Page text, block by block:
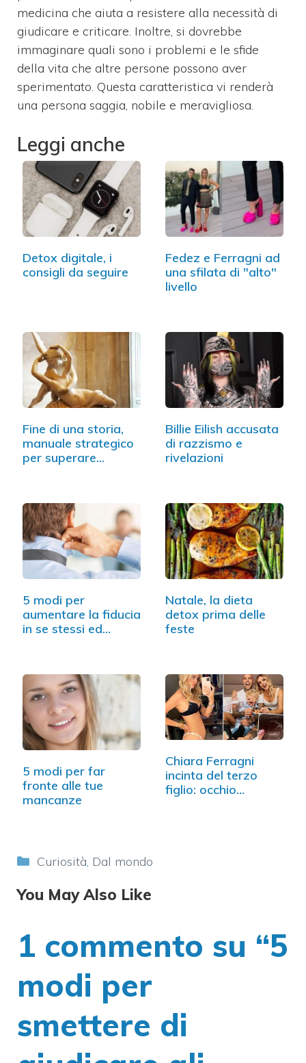
medicina che aiuta a resistere alla necessità di
giudicare e criticare. Inoltre, si dovrebbe
immaginare quali sono i problemi e le sfide
della vita che altre persone possono aver
sperimentato. Questa caratteristica vi renderà
una persona saggia, nobile e meravigliosa.
Leggi anche
Detox digitale, i
consigli da seguire
Fedez e Ferragni ad
una sfilata di "alto"
livello
Fine di una storia,
manuale strategico
per superare…
Billie Eilish accusata
di razzismo e
rivelazioni
5 modi per
aumentare la fiducia
in se stessi ed…
Natale, la dieta
detox prima delle
feste
5 modi per far
fronte alle tue
mancanze
Chiara Ferragni
incinta del terzo
figlio: occhio…
Categorie
Curiosità, Dal mondo
You May Also Like
1 commento su “5
modi per
smettere di